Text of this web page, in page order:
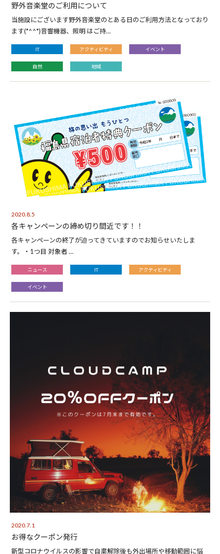
野外音楽堂のご利用について
当施設にございます野外音楽堂のとある日のご利用方法となっており
ます(*^^*)音響機器、照明 はご持…
IT アクティビティ イベント
自然 地域
2020.8.5
各キャンペーンの締め切り間近です！！
各キャンペーンの終了が迫ってきていますのでお知らせいたしま
す。・1つ目 対象者 …
ニュース IT アクティビティ
イベント
2020.7.1
お得なクーポン発行
新型コロナウイルスの影響で自粛解除後も外出場所や移動範囲に悩